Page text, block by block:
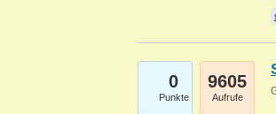
0
Punkte
9605
Aufrufe